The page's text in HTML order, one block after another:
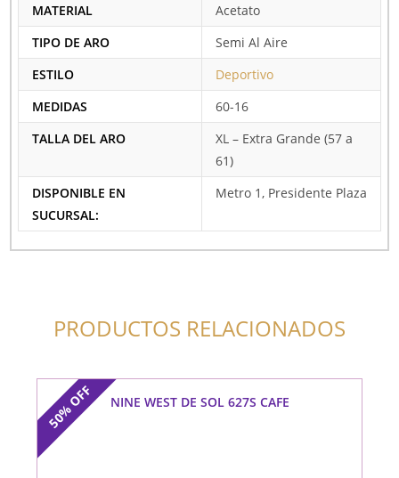
MATERIAL
Acetato
TIPO DE ARO
Semi Al Aire
ESTILO
Deportivo
MEDIDAS
60-16
TALLA DEL ARO
XL – Extra Grande (57 a
61)
DISPONIBLE EN
SUCURSAL:
Metro 1, Presidente Plaza
PRODUCTOS RELACIONADOS
50%
OFF NINE WEST DE SOL 627S CAFE